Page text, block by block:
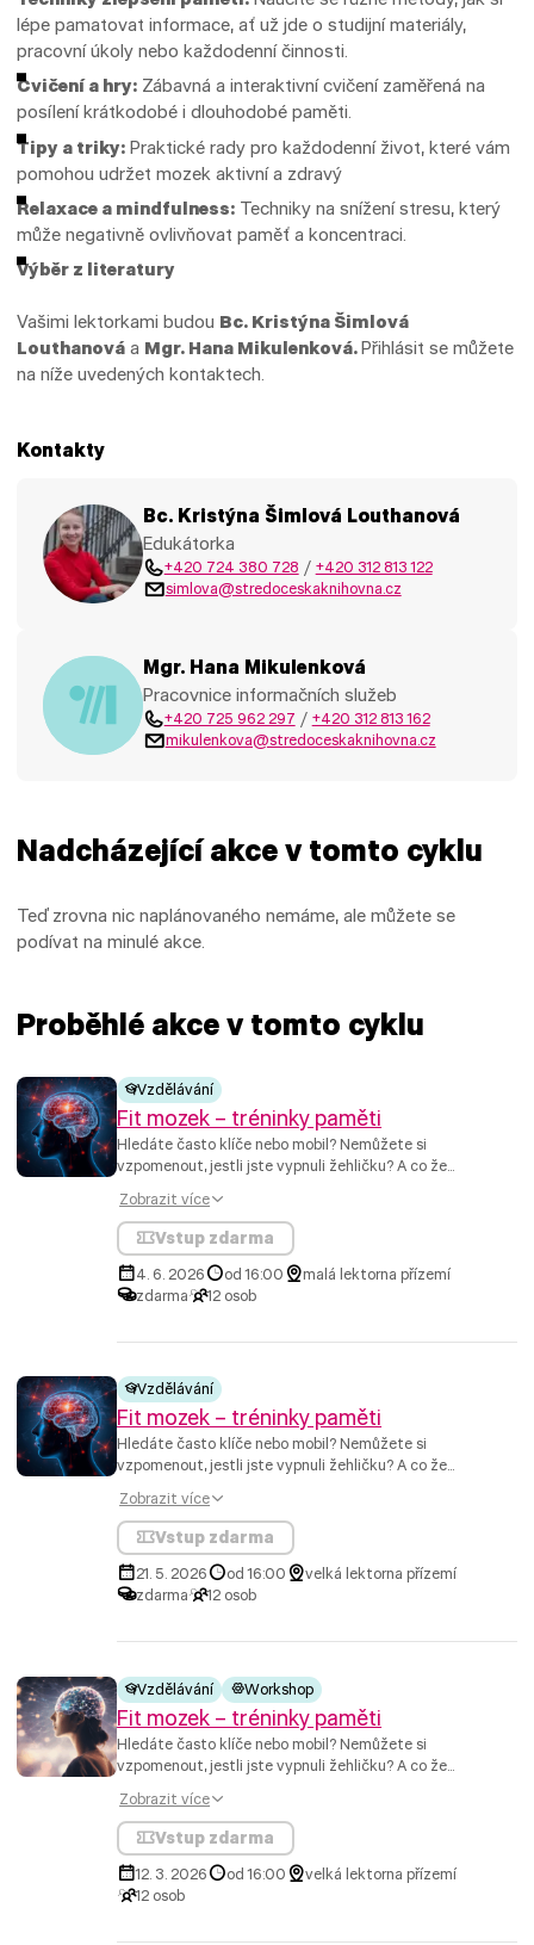
lépe pamatovat informace, ať už jde o studijní materiály,
pracovní úkoly nebo každodenní činnosti.
Cvičení a hry: Zábavná a interaktivní cvičení zaměřená na
posílení krátkodobé i dlouhodobé paměti.
Tipy a triky: Praktické rady pro každodenní život, které vám
pomohou udržet mozek aktivní a zdravý
Relaxace a mindfulness: Techniky na snížení stresu, který
může negativně ovlivňovat paměť a koncentraci.
Výběr z literatury
Vašimi lektorkami budou Bc. Kristýna Šimlová
Louthanová a Mgr. Hana Mikulenková.Přihlásit se můžete
na níže uvedených kontaktech.
Kontakty
Bc. Kristýna Šimlová Louthanová
Edukátorka
+420 724 380 728 / +420 312 813 122
simlova@stredoceskaknihovna.cz
Mgr. Hana Mikulenková
Pracovnice informačních služeb
+420 725 962 297 / +420 312 813 162
mikulenkova@stredoceskaknihovna.cz
Nadcházející akce v tomto cyklu
Teď zrovna nic naplánovaného nemáme, ale můžete se
podívat na minulé akce.
Proběhlé akce v tomto cyklu
Vzdělávání
Fit mozek – tréninky paměti
Hledáte často klíče nebo mobil? Nemůžete si
vzpomenout, jestli jste vypnuli žehličku? A co že...
Zobrazit více
Vstup zdarma
4. 6. 2026 od 16:00
malá lektorna přízemí
zdarma
12 osob
Vzdělávání
Fit mozek – tréninky paměti
Hledáte často klíče nebo mobil? Nemůžete si
vzpomenout, jestli jste vypnuli žehličku? A co že...
Zobrazit více
Vstup zdarma
21. 5. 2026 od 16:00
velká lektorna přízemí
zdarma
12 osob
Vzdělávání Workshop
Fit mozek – tréninky paměti
Hledáte často klíče nebo mobil? Nemůžete si
vzpomenout, jestli jste vypnuli žehličku? A co že...
Zobrazit více
Vstup zdarma
12. 3. 2026 od 16:00
velká lektorna přízemí
12 osob